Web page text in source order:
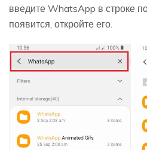
введите WhatsApp в строке
появится, откройте его.